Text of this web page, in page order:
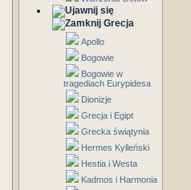
Grecja
Apollo
Bogowie
Bogowie w
tragediach Eurypidesa
Dionizje
Grecja i Egipt
Grecka świątynia
Hermes Kylleński
Hestia i Westa
Kadmos i Harmonia